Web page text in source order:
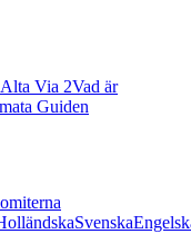
Via 2Vad är
Guiden
Svenska